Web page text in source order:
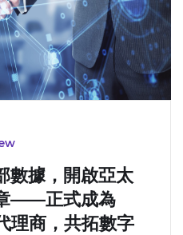
數據，開啟亞太
——正式成為
理商，共拓數字